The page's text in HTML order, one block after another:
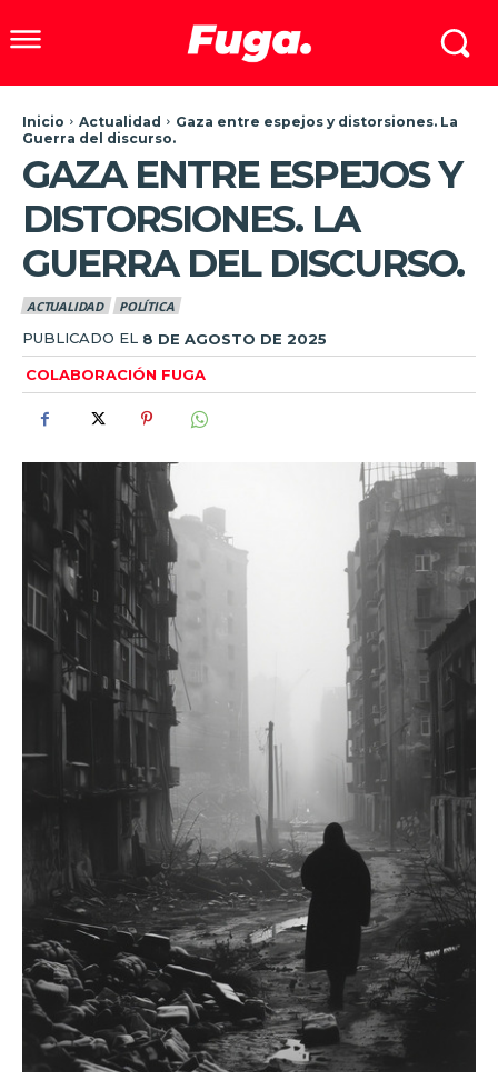
Inicio Actualidad
Gaza entre espejos y distorsiones. La
Guerra del discurso.
GAZA ENTRE ESPEJOS Y
DISTORSIONES. LA
GUERRA DEL DISCURSO.
ACTUALIDAD POLÍTICA
PUBLICADO EL 8 DE AGOSTO DE 2025
COLABORACIÓN FUGA